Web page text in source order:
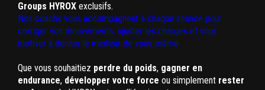
Groups HYROX exclusifs.
Nos coachs vous accompagnent à chaque séance pour
corriger vos mouvements, ajuster les charges et vous
motiver à donner le meilleur de vous-même.
Que vous souhaitiez perdre du poids, gagner en
endurance, développer votre force ou simplement rester